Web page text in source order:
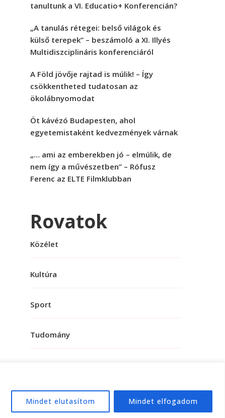
Mindet elutasítom Mindet elfogadom
tanultunk a VI. Educatio+ Konferencián?
„A tanulás rétegei: belső világok és
külső terepek” – beszámoló a XI. Illyés
Multidiszciplináris konferenciáról
A Föld jövője rajtad is múlik! – Így
csökkentheted tudatosan az
ökolábnyomodat
Öt kávézó Budapesten, ahol
egyetemistaként kedvezmények várnak
„… ami az emberekben jó – elmúlik, de
nem így a művészetben” – Rófusz
Ferenc az ELTE Filmklubban
Rovatok
Közélet
Kultúra
Sport
Tudomány
WordPress.